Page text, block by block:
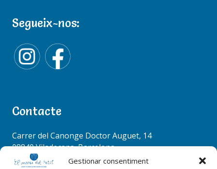
Gestionar consentiment
Segueix-nos:
Contacte
Carrer del Canonge Doctor Auguet, 14
08840 Viladecans, Barcelona
Tel. 936 37 78 50